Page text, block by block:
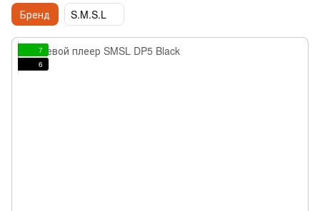
Бренд S.M.S.L
7
6